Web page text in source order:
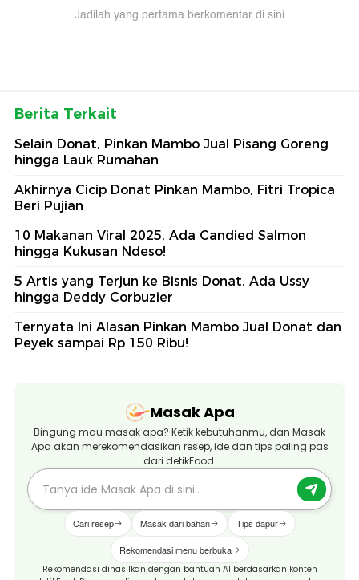
Jadilah yang pertama berkomentar di sini
Berita Terkait
Selain Donat, Pinkan Mambo Jual Pisang Goreng
hingga Lauk Rumahan
Akhirnya Cicip Donat Pinkan Mambo, Fitri Tropica
Beri Pujian
10 Makanan Viral 2025, Ada Candied Salmon
hingga Kukusan Ndeso!
5 Artis yang Terjun ke Bisnis Donat, Ada Ussy
hingga Deddy Corbuzier
Ternyata Ini Alasan Pinkan Mambo Jual Donat dan
Peyek sampai Rp 150 Ribu!
Masak Apa
Bingung mau masak apa? Ketik kebutuhanmu, dan Masak
Apa akan merekomendasikan resep, ide dan tips paling pas
dari detikFood.
Cari resep Masak dari bahan Tips dapur
Rekomendasi menu berbuka
Rekomendasi dihasilkan dengan bantuan AI berdasarkan konten